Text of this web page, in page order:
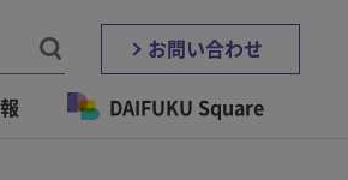
お問い合わせ
DAIFUKU Square